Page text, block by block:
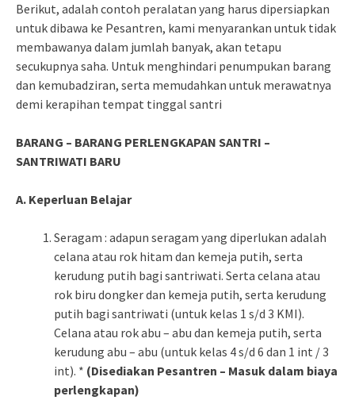
Berikut, adalah contoh peralatan yang harus dipersiapkan
untuk dibawa ke Pesantren, kami menyarankan untuk tidak
membawanya dalam jumlah banyak, akan tetapu
secukupnya saha. Untuk menghindari penumpukan barang
dan kemubadziran, serta memudahkan untuk merawatnya
demi kerapihan tempat tinggal santri
BARANG – BARANG PERLENGKAPAN SANTRI –
SANTRIWATI BARU
A. Keperluan Belajar
Seragam : adapun seragam yang diperlukan adalah
celana atau rok hitam dan kemeja putih, serta
kerudung putih bagi santriwati. Serta celana atau
rok biru dongker dan kemeja putih, serta kerudung
putih bagi santriwati (untuk kelas 1 s/d 3 KMI).
Celana atau rok abu – abu dan kemeja putih, serta
kerudung abu – abu (untuk kelas 4 s/d 6 dan 1 int / 3
int). * (Disediakan Pesantren – Masuk dalam biaya
perlengkapan)